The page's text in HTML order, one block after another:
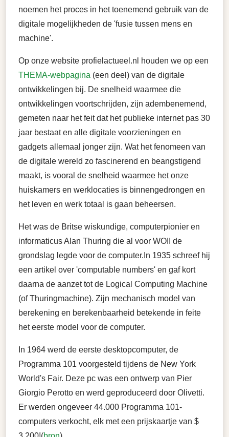
noemen het proces in het toenemend gebruik van de
digitale mogelijkheden de 'fusie tussen mens en
machine'.
Op onze website profielactueel.nl houden we op een
THEMA-webpagina (een deel) van de digitale
ontwikkelingen bij. De snelheid waarmee die
ontwikkelingen voortschrijden, zijn adembenemend,
gemeten naar het feit dat het publieke internet pas 30
jaar bestaat en alle digitale voorzieningen en
gadgets allemaal jonger zijn. Wat het fenomeen van
de digitale wereld zo fascinerend en beangstigend
maakt, is vooral de snelheid waarmee het onze
huiskamers en werklocaties is binnengedrongen en
het leven en werk totaal is gaan beheersen.
Het was de Britse wiskundige, computerpionier en
informaticus Alan Thuring die al voor WOII de
grondslag legde voor de computer.In 1935 schreef hij
een artikel over 'computable numbers' en gaf kort
daarna de aanzet tot de Logical Computing Machine
(of Thuringmachine). Zijn mechanisch model van
berekening en berekenbaarheid betekende in feite
het eerste model voor de computer.
In 1964 werd de eerste desktopcomputer, de
Programma 101 voorgesteld tijdens de New York
World's Fair. Deze pc was een ontwerp van Pier
Giorgio Perotto en werd geproduceerd door Olivetti.
Er werden ongeveer 44.000 Programma 101-
computers verkocht, elk met een prijskaartje van $